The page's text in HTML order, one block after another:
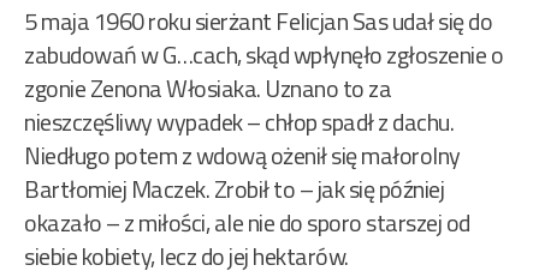
5 maja 1960 roku sierżant Felicjan Sas udał się do
zabudowań w G…cach, skąd wpłynęło zgłoszenie o
zgonie Zenona Włosiaka. Uznano to za
nieszczęśliwy wypadek – chłop spadł z dachu.
Niedługo potem z wdową ożenił się małorolny
Bartłomiej Maczek. Zrobił to – jak się później
okazało – z miłości, ale nie do sporo starszej od
siebie kobiety, lecz do jej hektarów.